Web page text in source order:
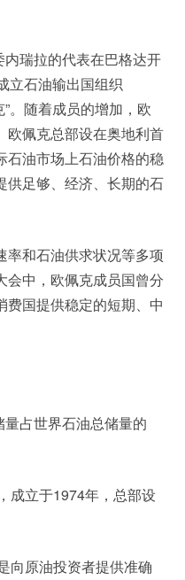
瑞拉的代表在巴格达开
立石油输出国组织
。随着成员的增加，欧
欧佩克总部设在奥地利首
石油市场上石油价格的稳
供足够、经济、长期的石
率和石油供求状况等多项
会中，欧佩克成员国曾分
国提供稳定的短期、中
占世界石油总储量的
成立于1974年，总部设
向原油投资者提供准确